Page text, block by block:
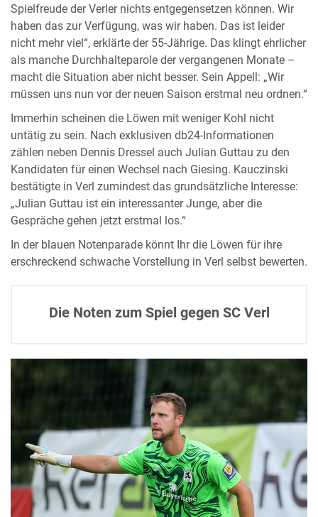
Spielfreude der Verler nichts entgegensetzen können. Wir
haben das zur Verfügung, was wir haben. Das ist leider
nicht mehr viel“, erklärte der 55-Jährige. Das klingt ehrlicher
als manche Durchhalteparole der vergangenen Monate –
macht die Situation aber nicht besser. Sein Appell: „Wir
müssen uns nun vor der neuen Saison erstmal neu ordnen.“
Immerhin scheinen die Löwen mit weniger Kohl nicht
untätig zu sein. Nach exklusiven db24-Informationen
zählen neben Dennis Dressel auch Julian Guttau zu den
Kandidaten für einen Wechsel nach Giesing. Kauczinski
bestätigte in Verl zumindest das grundsätzliche Interesse:
„Julian Guttau ist ein interessanter Junge, aber die
Gespräche gehen jetzt erstmal los.“
In der blauen Notenparade könnt Ihr die Löwen für ihre
erschreckend schwache Vorstellung in Verl selbst bewerten.
Die Noten zum Spiel gegen SC Verl